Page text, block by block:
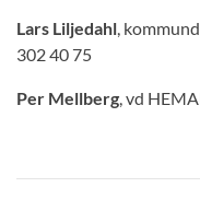
Lars Liljedahl,
302 40 75
Per Mellberg, vd